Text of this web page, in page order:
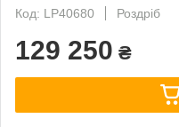
Код: LP40680
Роздріб
129 250 ₴